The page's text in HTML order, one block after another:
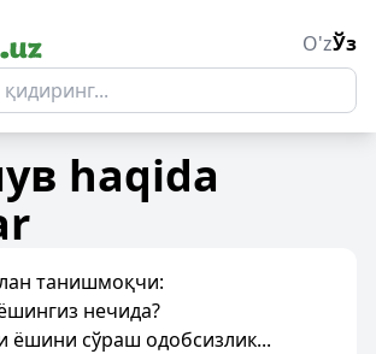
O'zЎз
haqida
танишмоқчи:
нечида?
ёшини сўраш одобсизлик...